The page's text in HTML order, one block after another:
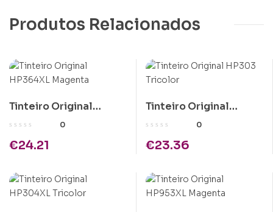
Produtos Relacionados
Tinteiro Original
HP364XL Magenta
0
€24.21
Tinteiro Original
HP303 Tricolor
0
€23.36